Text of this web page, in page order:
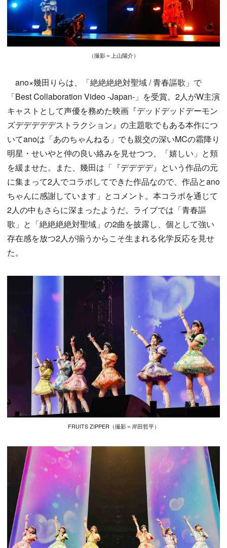
（撮影＝上山陽介）
ano×幾田りらは、「絶絶絶絶対聖域 / 青春謳歌」で
「Best Collaboration Video -Japan-」を受賞。2人がW主演
キャストとして声優を務めた映画『デッドデッドデーモン
ズデデデデデストラクション』の主題歌でもある本作につ
いてanoは「あのちゃんねる」でも親交の深いMCの霜降り
明星・せいやと仲の良い絡みを見せつつ、「嬉しい」と頬
を緩ませた。また、幾田は「『デデデデ』という作品の元
に集まって2人でコラボしてできた作品なので、作品とano
ちゃんに感謝しています」とコメント。本コラボを通じて
2人の中もさらに深まったようだ。ライブでは「青春謳
歌」と「絶絶絶絶対聖域」の2曲を披露し、個として強い
存在感を放つ2人が揃うからこそ生まれる化学反応を見せ
た。
FRUITS ZIPPER（撮影＝岸田哲平）